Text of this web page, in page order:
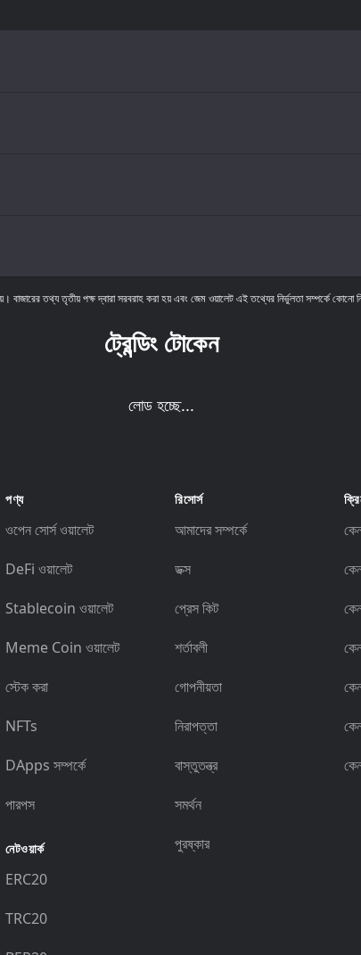
তথ্য তৃতীয় পক্ষ দ্বারা সরবরাহ করা হয় এবং জেম ওয়ালেট এই তথ্যের নির্ভুলতা সম্পর্কে কোনো
ট্রেন্ডিং টোকেন
লোড হচ্ছে...
পণ্য
ওপেন সোর্স ওয়ালেট
DeFi ওয়ালেট
Stablecoin ওয়ালেট
Meme Coin ওয়ালেট
স্টেক করা
NFTs
DApps সম্পর্কে
পারপস
নেটওয়ার্ক
ERC20
TRC20
রিসোর্স
আমাদের সম্পর্কে
ডক্স
প্রেস কিট
শর্তাবলী
গোপনীয়তা
নিরাপত্তা
বাস্তুতন্ত্র
সমর্থন
পুরষ্কার